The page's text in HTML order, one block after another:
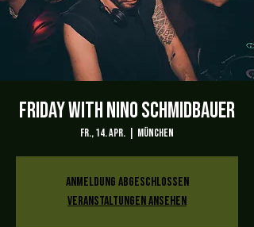
Friday with Nino Schmidbauer
Fr., 14. Apr. München
Anmeldung abgeschlossen
Veranstaltungen ansehen